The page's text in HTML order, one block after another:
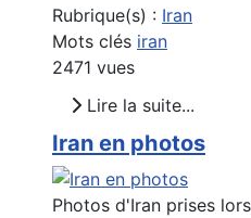
Rubrique(s) : Iran
Mots clés iran
2471 vues
Lire la suite...
Iran en photos
Photos d'Iran prises